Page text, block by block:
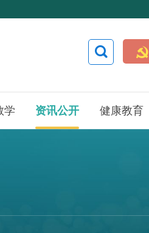


学 资讯公开 健康教育